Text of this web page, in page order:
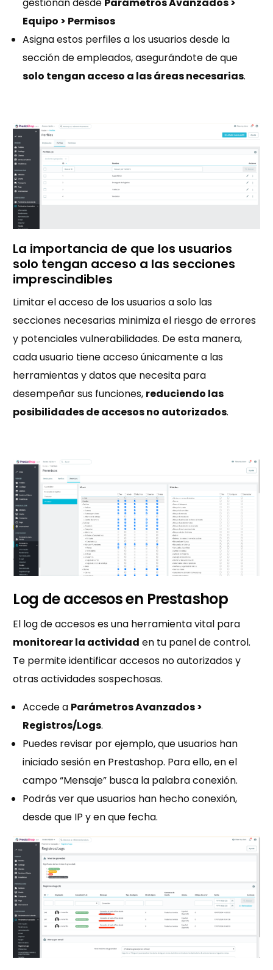
Equipo > Permisos
Asigna estos perfiles a los usuarios desde la
sección de empleados, asegurándote de que
solo tengan acceso a las áreas necesarias.
La importancia de que los usuarios
solo tengan acceso a las secciones
imprescindibles
Limitar el acceso de los usuarios a solo las
secciones necesarias minimiza el riesgo de errores
y potenciales vulnerabilidades. De esta manera,
cada usuario tiene acceso únicamente a las
herramientas y datos que necesita para
desempeñar sus funciones, reduciendo las
posibilidades de accesos no autorizados.
Log de accesos en Prestashop
El log de accesos es una herramienta vital para
monitorear la actividad en tu panel de control.
Te permite identificar accesos no autorizados y
otras actividades sospechosas.
Accede a Parámetros Avanzados >
Registros/Logs.
Puedes revisar por ejemplo, que usuarios han
iniciado sesión en Prestashop. Para ello, en el
campo “Mensaje” busca la palabra conexión.
Podrás ver que usuarios han hecho conexión,
desde que IP y en que fecha.